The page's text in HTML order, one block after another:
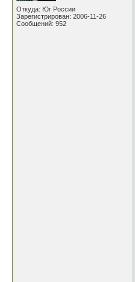
Откуда: Юг России
Зарегистрирован: 2006-11-26
Сообщений: 952